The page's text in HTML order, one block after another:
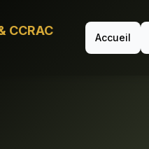
CCRAC
Accueil